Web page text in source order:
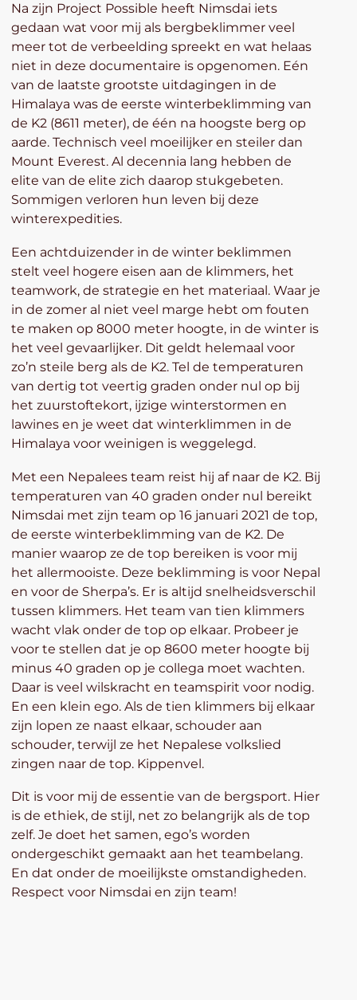
Na zijn Project Possible heeft Nimsdai iets
gedaan wat voor mij als bergbeklimmer veel
meer tot de verbeelding spreekt en wat helaas
niet in deze documentaire is opgenomen. Eén
van de laatste grootste uitdagingen in de
Himalaya was de eerste winterbeklimming van
de K2 (8611 meter), de één na hoogste berg op
aarde. Technisch veel moeilijker en steiler dan
Mount Everest. Al decennia lang hebben de
elite van de elite zich daarop stukgebeten.
Sommigen verloren hun leven bij deze
winterexpedities.
Een achtduizender in de winter beklimmen
stelt veel hogere eisen aan de klimmers, het
teamwork, de strategie en het materiaal. Waar je
in de zomer al niet veel marge hebt om fouten
te maken op 8000 meter hoogte, in de winter is
het veel gevaarlijker. Dit geldt helemaal voor
zo’n steile berg als de K2. Tel de temperaturen
van dertig tot veertig graden onder nul op bij
het zuurstoftekort, ijzige winterstormen en
lawines en je weet dat winterklimmen in de
Himalaya voor weinigen is weggelegd.
Met een Nepalees team reist hij af naar de K2. Bij
temperaturen van 40 graden onder nul bereikt
Nimsdai met zijn team op 16 januari 2021 de top,
de eerste winterbeklimming van de K2. De
manier waarop ze de top bereiken is voor mij
het allermooiste. Deze beklimming is voor Nepal
en voor de Sherpa’s. Er is altijd snelheidsverschil
tussen klimmers. Het team van tien klimmers
wacht vlak onder de top op elkaar. Probeer je
voor te stellen dat je op 8600 meter hoogte bij
minus 40 graden op je collega moet wachten.
Daar is veel wilskracht en teamspirit voor nodig.
En een klein ego. Als de tien klimmers bij elkaar
zijn lopen ze naast elkaar, schouder aan
schouder, terwijl ze het Nepalese volkslied
zingen naar de top. Kippenvel.
Dit is voor mij de essentie van de bergsport. Hier
is de ethiek, de stijl, net zo belangrijk als de top
zelf. Je doet het samen, ego’s worden
ondergeschikt gemaakt aan het teambelang.
En dat onder de moeilijkste omstandigheden.
Respect voor Nimsdai en zijn team!